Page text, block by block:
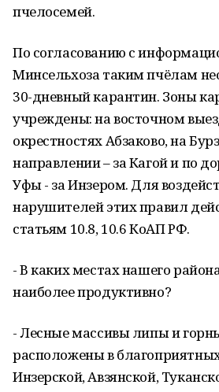
пчелосемей.
По согласованию с
Минсельхоза таким пчёлам
30-дневный карантин. Зоны
учреждены: на восточном
окрестностях Абзаково, на
направлении – за Кагой и по
Уфы - за Инзером. Для
нарушителей этих правил
статьям 10.8, 10.6 КоАП РФ.
- В каких местах нашего
наиболее продуктивно?
- Лесные массивы липы и
расположены в
Инзерской, Авзянской,